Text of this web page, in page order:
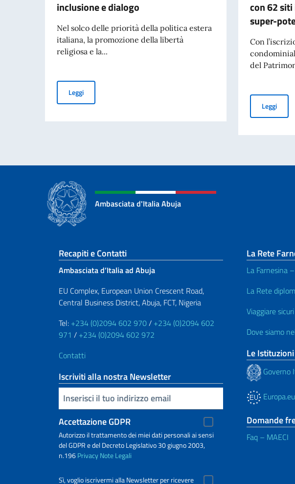
inclusione e dialogo
Nel solco delle priorità della politica estera
italiana, la promozione della libertà
religiosa e la...
LeggiItalia e la tutela delle minoranze cristiane: un impegno di cooperazione
con 62
super-
Con
del
Leggi
Ambasciata d'Italia Abuja
Sezione footer
Recapiti e Contatti
Ambasciata d’Italia ad Abuja
EU Complex, European Union Crescent Road,
Central Business District, Abuja, FCT, Nigeria
Tel: +234 (0)2094 602 970/ +234 (0)2094 602
971 / +234 (0)2094 602 972
Contatti
Iscriviti alla nostra Newsletter
Inserisci la tua email
Accettazione GDPR
Autorizzo il trattamento dei miei dati personali ai sensi
del GDPR e del Decreto Legislativo 30 giugno 2003,
n.196PrivacyNote Legali
Sì, voglio iscrivermi alla Newsletter per ricevere
La Rete
La Farnesina
La Rete
Viaggiare sicuri
Dove siamo
Le Istituzioni
Governo
Europa.eu
Domande
Faq – MAECI